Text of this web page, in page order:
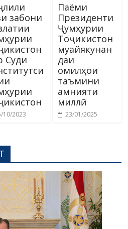
забони
Суди
10/2023
Паёми
Президенти
Ҷумҳурии
Тоҷикистон
муайякунан
даи
омилҳои
таъмини
амнияти
миллӣ
23/01/2025